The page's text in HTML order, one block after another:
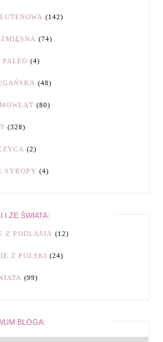
(142)
(74)
PALEO (4)
(48)
(80)
(328)
(2)
SYROPY (4)
I ZE ŚWIATA:
Z PODLASIA (12)
Z POLSKI (24)
(99)
BLOGA: